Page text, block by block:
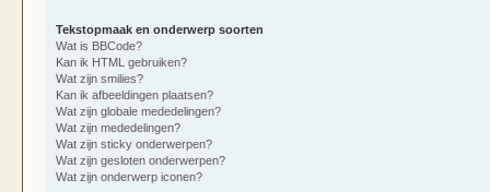
Tekstopmaak en onderwerp soorten
Wat is BBCode?
Kan ik HTML gebruiken?
Wat zijn smilies?
Kan ik afbeeldingen plaatsen?
Wat zijn globale mededelingen?
Wat zijn mededelingen?
Wat zijn sticky onderwerpen?
Wat zijn gesloten onderwerpen?
Wat zijn onderwerp iconen?